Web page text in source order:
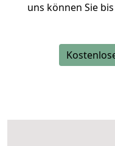
uns können Sie